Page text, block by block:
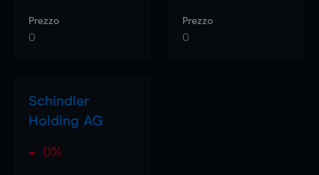
Prezzo
0
Prezzo
0
Schindler
Holding AG
0%